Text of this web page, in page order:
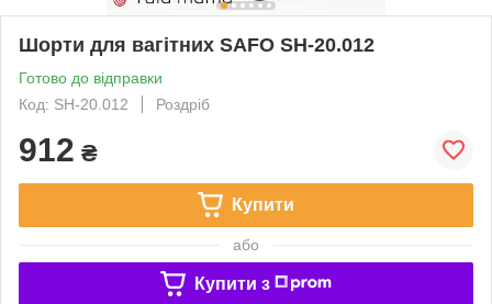
Шорти для вагітних SAFO SH-20.012
Готово до відправки
Код: SH-20.012
Роздріб
912 ₴
Купити
або
Купити з